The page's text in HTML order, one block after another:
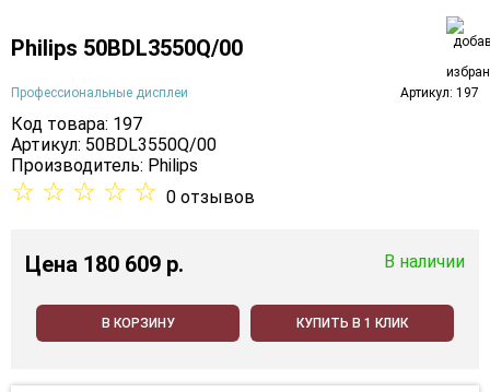
Philips 50BDL3550Q/00
Профессиональные дисплеи Артикул: 197
Код товара: 197
Артикул: 50BDL3550Q/00
Производитель: Philips
☆ ☆ ☆ ☆ ☆ 0 отзывов
Цена 180 609 p. В наличии
В КОРЗИНУ КУПИТЬ В 1 КЛИК